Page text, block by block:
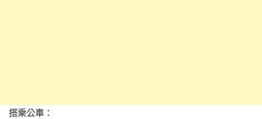
搭乘公車：